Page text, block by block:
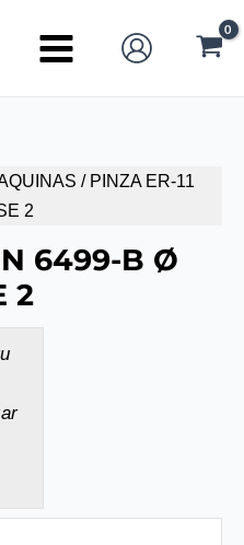
Main
/ PINZA ER-11
2
6499-B Ø
2